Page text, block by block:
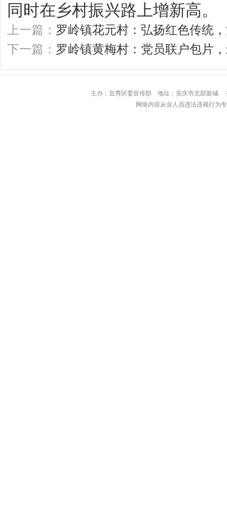
同时在乡村振兴路上增新高。
上一篇： 罗岭镇花元村：弘扬红色传统
下一篇： 罗岭镇黄梅村：党员联户包片
主办：宜秀区委宣传部 地址：安庆市北
网络内容从业人员违法违规行